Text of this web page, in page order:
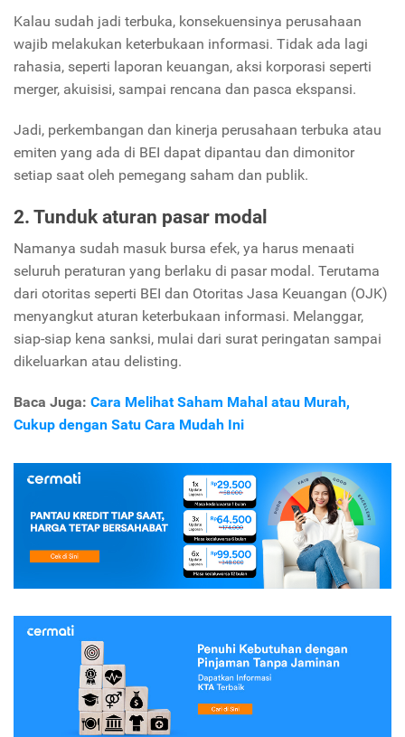
Kalau sudah jadi terbuka, konsekuensinya perusahaan
wajib melakukan keterbukaan informasi. Tidak ada lagi
rahasia, seperti laporan keuangan, aksi korporasi seperti
merger, akuisisi, sampai rencana dan pasca ekspansi.
Jadi, perkembangan dan kinerja perusahaan terbuka atau
emiten yang ada di BEI dapat dipantau dan dimonitor
setiap saat oleh pemegang saham dan publik.
2. Tunduk aturan pasar modal
Namanya sudah masuk bursa efek, ya harus menaati
seluruh peraturan yang berlaku di pasar modal. Terutama
dari otoritas seperti BEI dan Otoritas Jasa Keuangan (OJK)
menyangkut aturan keterbukaan informasi. Melanggar,
siap-siap kena sanksi, mulai dari surat peringatan sampai
dikeluarkan atau delisting.
Baca Juga: Cara Melihat Saham Mahal atau Murah,
Cukup dengan Satu Cara Mudah Ini